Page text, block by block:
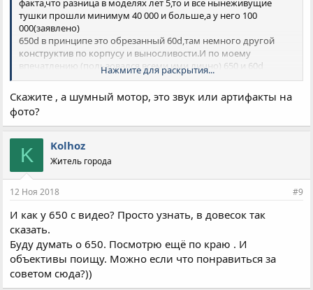
факта,что разница в моделях лет 5,то и все нынеживущие
тушки прошли минимум 40 000 и больше,а у него 100
000(заявлено)
650d в принципе это обрезанный 60d,там немного другой
конструктив по корпусу и выносливости.И по моему
впечатлению (пользовался всеми ими лично) 650 и 60d
получше и интереснее,да и вращающийся экран удобен.
Да и промежуточные ISO появились(что в принципе не имеет
смысла,если использовать Magiclatern)
CANON EF 75-300 mm f/4-5.6 III USM темный и имеет
внутренний шумный мотор.
Я в принципе не понимаю нафига мотор для фото? Для
стабилизации видео-да,для стабилизации спортивного фото-
не нужен.
"шоурум" напротив автовокзала.
Ради интереса как то зашел и попросил с полки iPhone.
В итоге выяснилось,что гарантии вообще никакой,только тут
можно включить и проверить.
Ок! запускаю телефон.кручу в руках,за 1 минуту сел на 2
деления.
Нажмите для раскрытия...
Скажите , а шумный мотор, это звук или артифакты на
фото?
K Kolhoz
Житель города
12 Ноя 2018 #9
И как у 650 с видео? Просто узнать, в довесок так
сказать.
Буду думать о 650. Посмотрю ещё по краю . И
объективы поищу. Можно если что понравиться за
советом сюда?))